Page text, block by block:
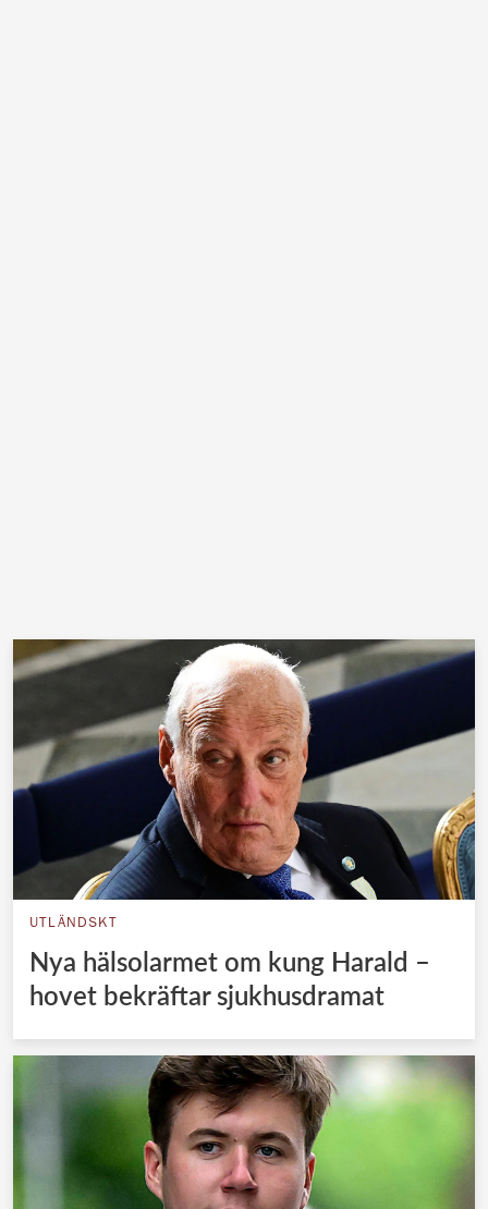
UTLÄNDSKT
Nya hälsolarmet om kung Harald –
hovet bekräftar sjukhusdramat